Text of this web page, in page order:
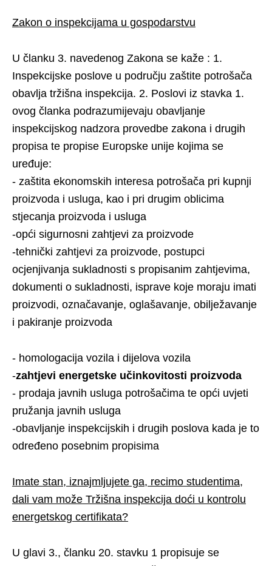
Zakon o inspekcijama u gospodarstvu
U članku 3. navedenog Zakona se kaže : 1.
Inspekcijske poslove u području zaštite potrošača
obavlja tržišna inspekcija. 2. Poslovi iz stavka 1.
ovog članka podrazumijevaju obavljanje
inspekcijskog nadzora provedbe zakona i drugih
propisa te propise Europske unije kojima se
uređuje:
- zaštita ekonomskih interesa potrošača pri kupnji
proizvoda i usluga, kao i pri drugim oblicima
stjecanja proizvoda i usluga
-opći sigurnosni zahtjevi za proizvode
-tehnički zahtjevi za proizvode, postupci
ocjenjivanja sukladnosti s propisanim zahtjevima,
dokumenti o sukladnosti, isprave koje moraju imati
proizvodi, označavanje, oglašavanje, obilježavanje
i pakiranje proizvoda
- homologacija vozila i dijelova vozila
-zahtjevi energetske učinkovitosti proizvoda
- prodaja javnih usluga potrošačima te opći uvjeti
pružanja javnih usluga
-obavljanje inspekcijskih i drugih poslova kada je to
određeno posebnim propisima
Imate stan, iznajmljujete ga, recimo studentima,
dali vam može Tržišna inspekcija doći u kontrolu
energetskog certifikata?
U glavi 3., članku 20. stavku 1 propisuje se